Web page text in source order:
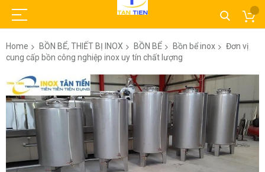
Home BỒN BỂ, THIẾT BỊ INOX BỒN BỂ Bồn bể inox
Đơn vị
cung cấp bồn công nghiệp inox uy tín chất lượng
Skip
to
the
end
of
the
images
gallery